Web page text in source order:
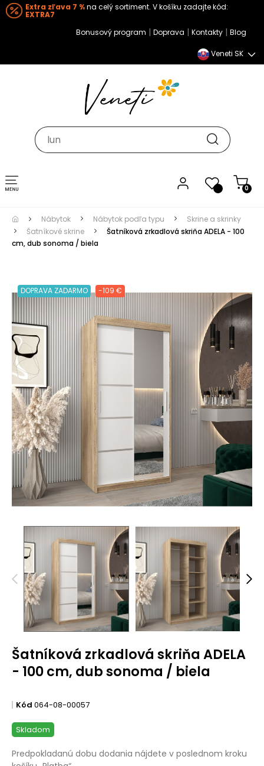
Extra zľava 7 %na celý sortiment. V košíku zadajte kód:
EXTRA7
Bonusový program | Doprava | Kontakty | Blog
Veneti SK
0
Toggle navigation
Nábytok Nábytok podľa typu
Skrine a skrinky
Šatníkové skrine
Šatníková zrkadlová skriňa ADELA - 100
cm, dub sonoma / biela
DOPRAVA ZADARMO -109 €
Šatníková zrkadlová skriňa ADELA
- 100 cm, dub sonoma / biela
Kód 064-08-00057
Skladom
Predpokladanú dobu dodania nájdete v poslednom kroku